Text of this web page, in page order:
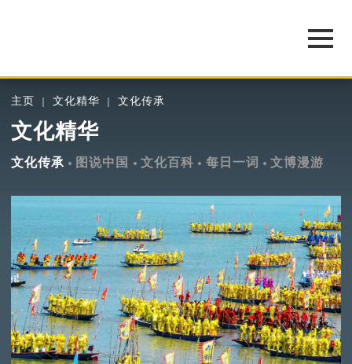
主页 文化精华 文化传承
文化精华
文化传承 图说中国 文化百科 每日一词 文博漫游